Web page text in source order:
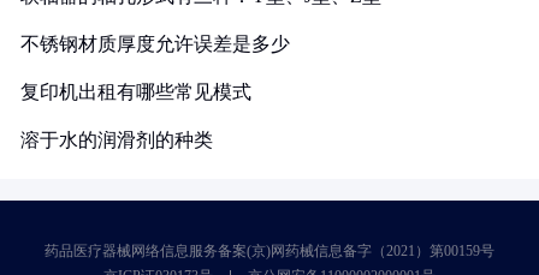
不锈钢材质厚度允许误差是多少
复印机出租有哪些常见模式
溶于水的润滑剂的种类
药品医疗器械网络信息服务备案(京)网药械信息备字（2021）第00159号